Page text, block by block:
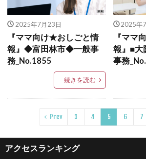
2025年7月23日
『ママ向け★おしごと情
報』◆富田林市◆一般事
務_No.1855
続きを読む
2025年
『ママ
報』■大
事務
Prev 3 4 5 6 7
アクセスランキング